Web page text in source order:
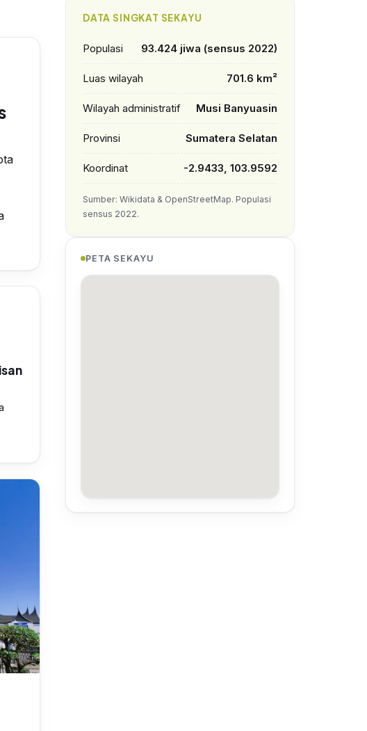
DATA SINGKAT SEKAYU
Populasi 93.424 jiwa (sensus 2022)
Luas wilayah 701.6 km²
Wilayah administratif Musi Banyuasin
Provinsi Sumatera Selatan
Koordinat -2.9433, 103.9592
Sumber: Wikidata & OpenStreetMap. Populasi
sensus 2022.
PETA SEKAYU